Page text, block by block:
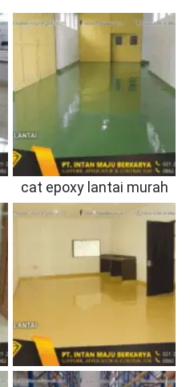
cat epoxy lantai murah